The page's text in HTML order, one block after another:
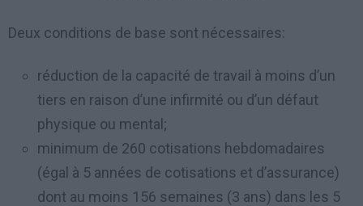
Deux conditions de base sont nécessaires:
réduction de la capacité de travail à moins d’un
tiers en raison d’une infirmité ou d’un défaut
physique ou mental;
minimum de 260 cotisations hebdomadaires
(égal à 5 années de cotisations et d’assurance)
dont au moins 156 semaines (3 ans) dans les 5